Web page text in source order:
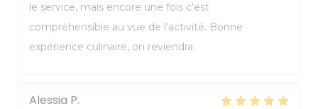
le service, mais encore une fois c'est
compréhensible au vue de l'activité. Bonne
expérience culinaire, on reviendra.
Alessia P